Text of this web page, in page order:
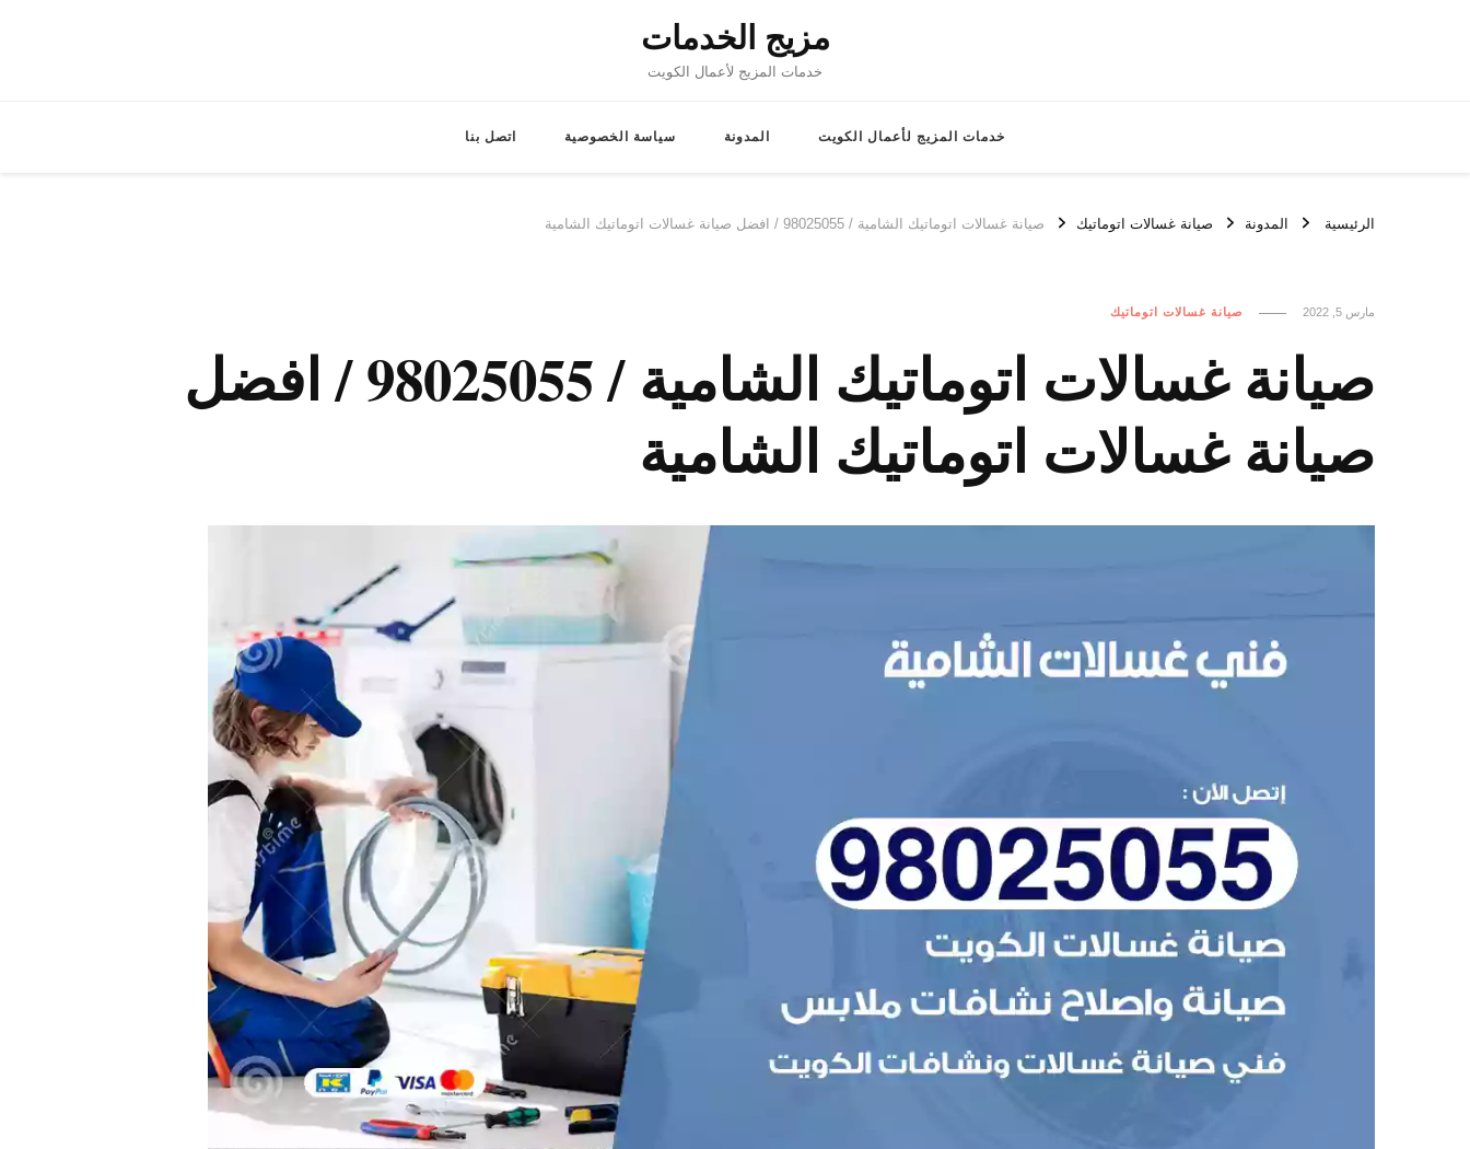
مزيج الخدمات
خدمات المزيج لأعمال الكويت
خدمات المزيج لأعمال الكويت المدونة سياسة الخصوصية اتصل بنا
الرئيسية المدونة صيانة غسالات اتوماتيك صيانة غسالات اتوماتيك الشامية / 98025055 / افضل صيانة غسالات اتوماتيك الشامية
مارس 5, 2022 صيانة غسالات اتوماتيك
صيانة غسالات اتوماتيك الشامية / 98025055 / افضل
صيانة غسالات اتوماتيك الشامية